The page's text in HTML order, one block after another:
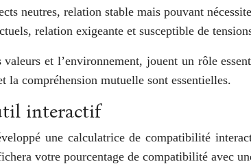
neutres, relation stable mais pouvant
relation exigeante et susceptible de
et l’environnement, jouent un rôle
compréhension mutuelle sont essentielles.
interactif
une calculatrice de compatibilité
votre pourcentage de compatibilité avec